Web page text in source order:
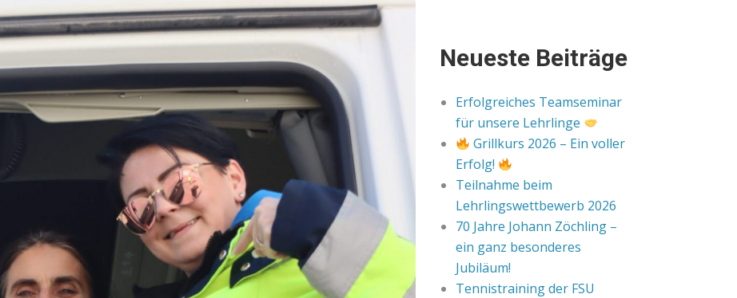
Neueste Beiträge
Erfolgreiches Teamseminar
für unsere Lehrlinge
Grillkurs 2026 – Ein voller
Erfolg!
Teilnahme beim
Lehrlingswettbewerb 2026
70 Jahre Johann Zöchling –
ein ganz besonderes
Jubiläum!
Tennistraining der FSU